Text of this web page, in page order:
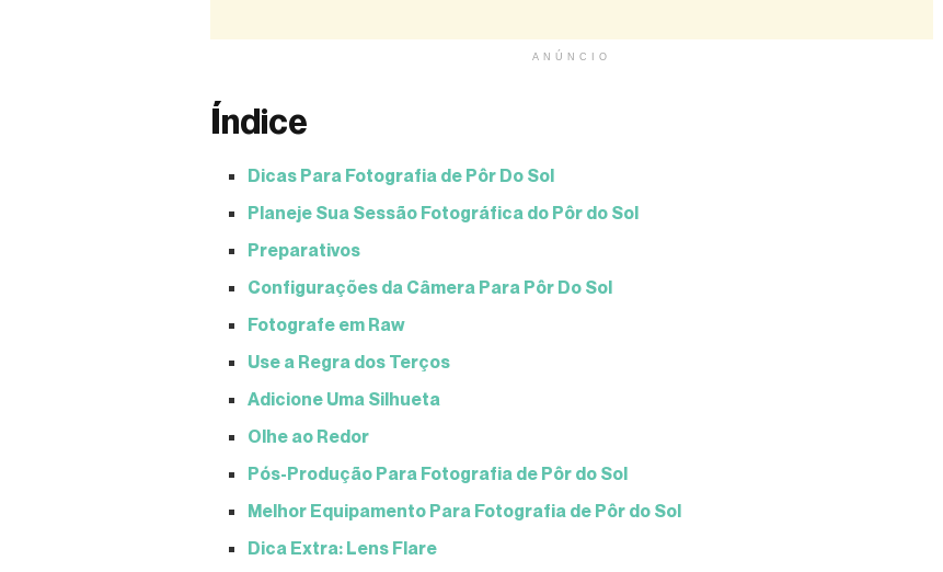
ANÚNCIO
Índice
Dicas Para Fotografia de Pôr Do Sol
Planeje Sua Sessão Fotográfica do Pôr do Sol
Preparativos
Configurações da Câmera Para Pôr Do Sol
Fotografe em Raw
Use a Regra dos Terços
Adicione Uma Silhueta
Olhe ao Redor
Pós-Produção Para Fotografia de Pôr do Sol
Melhor Equipamento Para Fotografia de Pôr do Sol
Dica Extra: Lens Flare